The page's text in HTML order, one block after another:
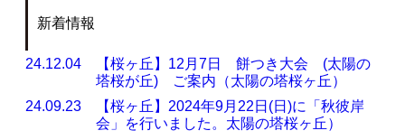
新着情報
24.12.04
【桜ヶ丘】12月7日 餅つき大会 (太陽の
塔桜が丘) ご案内（太陽の塔桜ヶ丘）
24.09.23
【桜ヶ丘】2024年9月22日(日)に「秋彼岸
会」を行いました。太陽の塔桜ヶ丘）